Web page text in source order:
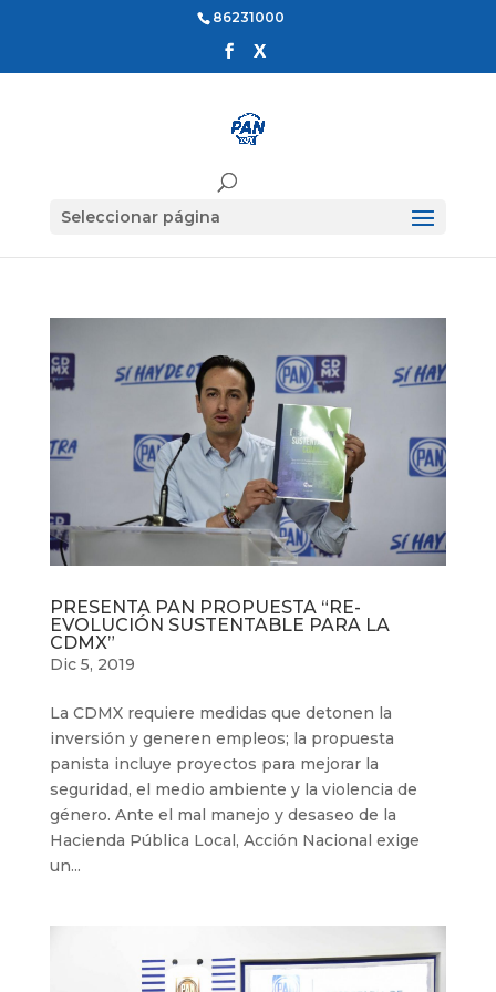
86231000
Seleccionar página
PRESENTA PAN PROPUESTA “RE-
EVOLUCIÓN SUSTENTABLE PARA LA
CDMX”
Dic 5, 2019
La CDMX requiere medidas que detonen la
inversión y generen empleos; la propuesta
panista incluye proyectos para mejorar la
seguridad, el medio ambiente y la violencia de
género. Ante el mal manejo y desaseo de la
Hacienda Pública Local, Acción Nacional exige
un...